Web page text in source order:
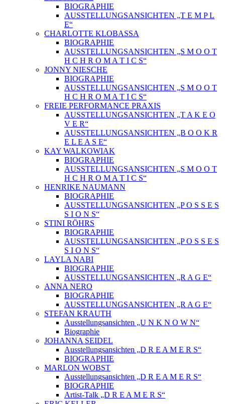
BIOGRAPHIE
AUSSTELLUNGSANSICHTEN „T E M P L
E“
CHARLOTTE KLOBASSA
BIOGRAPHIE
AUSSTELLUNGSANSICHTEN „S M O O T
H C H R O M A T I C S“
JONNY NIESCHE
BIOGRAPHIE
AUSSTELLUNGSANSICHTEN „S M O O T
H C H R O M A T I C S“
FREIE PERFORMANCE PRAXIS
AUSSTELLUNGSANSICHTEN „T A K E O
V E R“
AUSSTELLUNGSANSICHTEN „B O O K R
E L E A S E“
KAY WALKOWIAK
BIOGRAPHIE
AUSSTELLUNGSANSICHTEN „S M O O T
H C H R O M A T I C S“
HENRIKE NAUMANN
BIOGRAPHIE
AUSSTELLUNGSANSICHTEN „P O S S E S
S I O N S“
STINI RÖHRS
BIOGRAPHIE
AUSSTELLUNGSANSICHTEN „P O S S E S
S I O N S“
LAYLA NABI
BIOGRAPHIE
AUSSTELLUNGSANSICHTEN „R A G E“
ANNA NERO
BIOGRAPHIE
AUSSTELLUNGSANSICHTEN „R A G E“
STEFAN KRAUTH
Ausstellungsansichten „U N K N O W N“
Biographie
JOHANNA SEIDEL
Ausstellungsansichten „D R E A M E R S“
BIOGRAPHIE
MARLON WOBST
Ausstellungsansichten „D R E A M E R S“
BIOGRAPHIE
Artist-Talk „D R E A M E R S“